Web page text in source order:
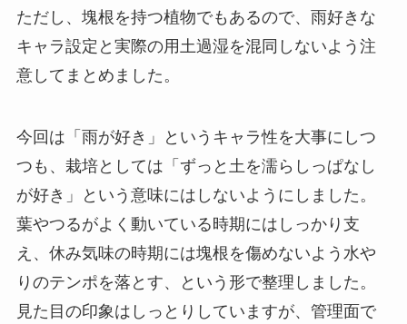
ただし、塊根を持つ植物でもあるので、雨好きな
キャラ設定と実際の用土過湿を混同しないよう注
意してまとめました。
今回は「雨が好き」というキャラ性を大事にしつ
つも、栽培としては「ずっと土を濡らしっぱなし
が好き」という意味にはしないようにしました。
葉やつるがよく動いている時期にはしっかり支
え、休み気味の時期には塊根を傷めないよう水や
りのテンポを落とす、という形で整理しました。
見た目の印象はしっとりしていますが、管理面で